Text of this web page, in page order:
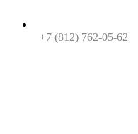
+7 (812) 762-05-62